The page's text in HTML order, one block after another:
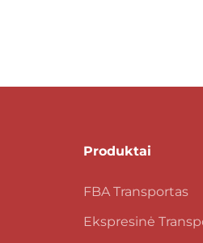
Produktai
FBA Transportas
Ekspresinė